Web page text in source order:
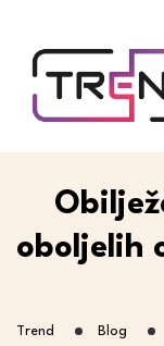
oboljelih
Trend Blog